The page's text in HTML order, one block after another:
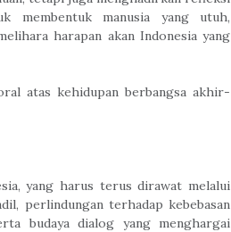
membentuk manusia yang utuh,
harapan akan Indonesia yang
atas kehidupan berbangsa akhir-
yang harus terus dirawat melalui
perlindungan terhadap kebebasan
budaya dialog yang menghargai